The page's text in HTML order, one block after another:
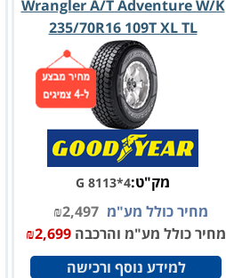
Wrangler A/T Adventure W/K
235/70R16 109T XL TL
מק"ט:G 8113*4
מחיר כולל מע"מ ₪2,497
מחיר כולל מע"מ והרכבה
₪2,699
למידע נוסף ורכישה